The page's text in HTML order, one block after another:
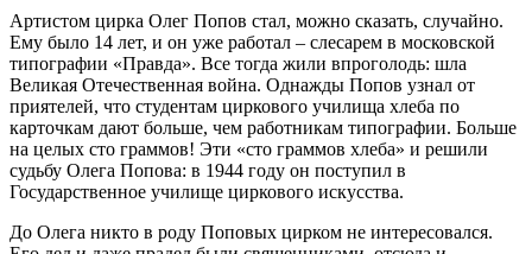
Артистом цирка Олег Попов стал, можно сказать, случайно.
Ему было 14 лет, и он уже работал – слесарем в московской
типографии «Правда». Все тогда жили впроголодь: шла
Великая Отечественная война. Однажды Попов узнал от
приятелей, что студентам циркового училища хлеба по
карточкам дают больше, чем работникам типографии. Больше
на целых сто граммов! Эти «сто граммов хлеба» и решили
судьбу Олега Попова: в 1944 году он поступил в
Государственное училище циркового искусства.
До Олега никто в роду Поповых цирком не интересовался.